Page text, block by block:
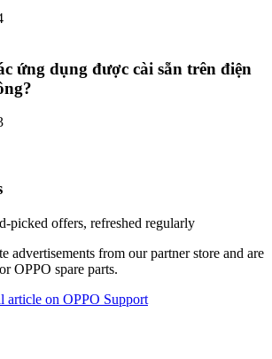
ứng dụng được cài sẵn trên điện
picked offers, refreshed regularly
advertisements from our partner store and are
OPPO spare parts.
article on OPPO Support